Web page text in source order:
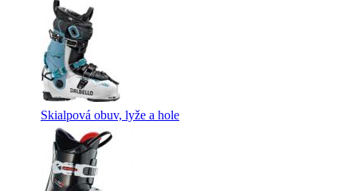
Skialpová obuv, lyže a hole